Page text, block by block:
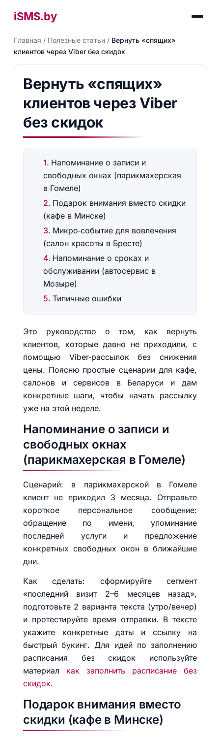
iSMS.by
Главная / Полезные статьи/ Вернуть «спящих»
клиентов через Viber без скидок
Вернуть «спящих»
клиентов через Viber
без скидок
Напоминание о записи и
свободных окнах (парикмахерская
в Гомеле)
Подарок внимания вместо скидки
(кафе в Минске)
Микро‑событие для вовлечения
(салон красоты в Бресте)
Напоминание о сроках и
обслуживании (автосервис в
Мозыре)
Типичные ошибки
Это руководство о том, как вернуть
клиентов, которые давно не приходили, с
помощью Viber‑рассылок без снижения
цены. Поясню простые сценарии для кафе,
салонов и сервисов в Беларуси и дам
конкретные шаги, чтобы начать рассылку
уже на этой неделе.
Напоминание о записи и
свободных окнах
(парикмахерская в Гомеле)
Сценарий: в парикмахерской в Гомеле
клиент не приходил 3 месяца. Отправьте
короткое персональное сообщение:
обращение по имени, упоминание
последней услуги и предложение
конкретных свободных окон в ближайшие
дни.
Как сделать: сформируйте сегмент
«последний визит 2–6 месяцев назад»,
подготовьте 2 варианта текста (утро/вечер)
и протестируйте время отправки. В тексте
укажите конкретные даты и ссылку на
быстрый букинг. Для идей по заполнению
расписания без скидок используйте
материал как заполнить расписание без
скидок.
Подарок внимания вместо
скидки (кафе в Минске)